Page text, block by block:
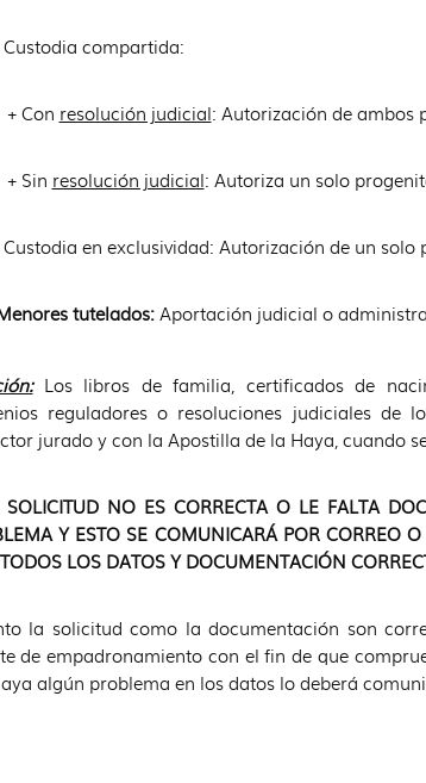
compartida:
resolución judicial: Autorización de ambos
resolución judicial: Autoriza un solo
en exclusividad: Autorización de un solo
tutelados:Aportación judicial o
Los libros de familia, certificados de
reguladores o resoluciones judiciales de
jurado y con la Apostilla de la Haya, cuando
NO ES CORRECTA O LE FALTA
Y ESTO SE COMUNICARÁ POR CORREO
LOS DATOS Y DOCUMENTACIÓN
la solicitud como la documentación son
de empadronamiento con el fin de que
algún problema en los datos lo deberá